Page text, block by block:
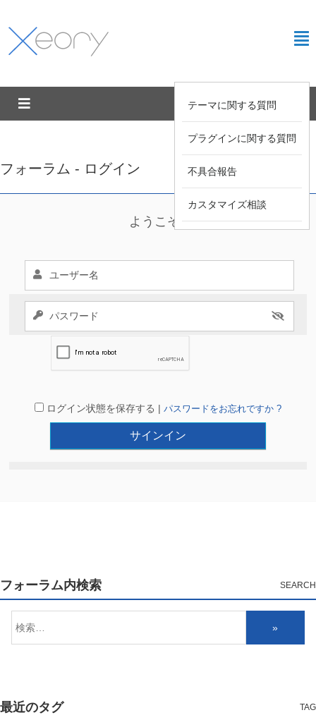
テーマに関する質問
プラグインに関する質問
不具合報告
カスタマイズ相談
フォーラム - ログイン
ようこそ !
ログイン状態を保存する | パスワードをお忘れですか ?
フォーラム内検索
最近のタグ